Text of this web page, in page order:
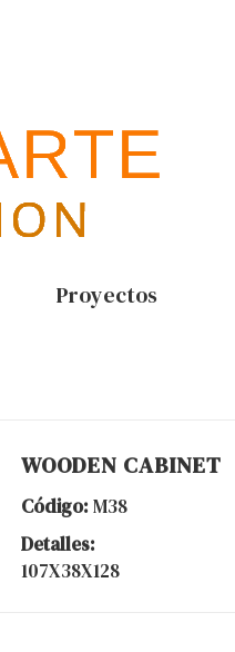
Proyectos
WOODEN CABINET
Código: M38
Detalles:
107X38X128